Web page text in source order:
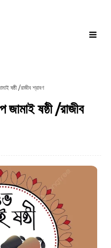
ষষ্ঠী /রাজীব শ্রাবণ
জামাই ষষ্ঠী /রাজীব